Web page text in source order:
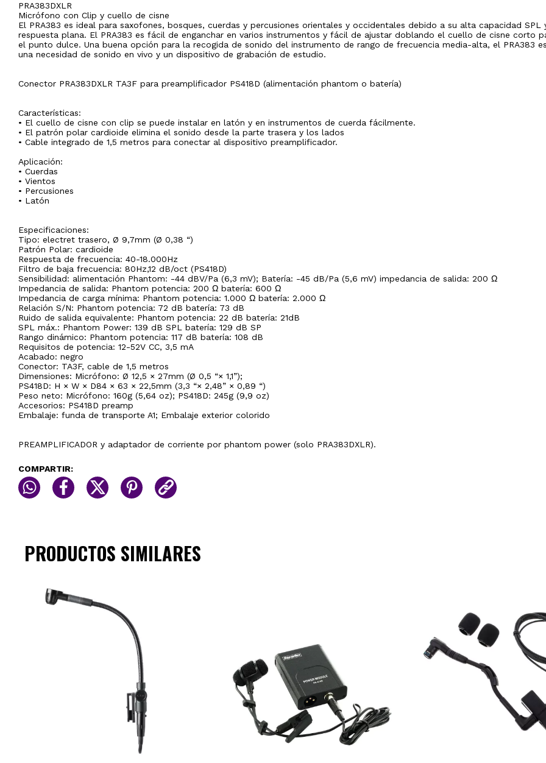
PRA383DXLR
Micrófono con Clip y cuello de cisne
El PRA383 es ideal para saxofones, bosques, cuerdas y percusiones orientales y occidentales debido a su alta capacidad SPL
respuesta plana. El PRA383 es fácil de enganchar en varios instrumentos y fácil de ajustar doblando el cuello de cisne corto
el punto dulce. Una buena opción para la recogida de sonido del instrumento de rango de frecuencia media-alta, el PRA383 es
una necesidad de sonido en vivo y un dispositivo de grabación de estudio.
Conector PRA383DXLR TA3F para preamplificador PS418D (alimentación phantom o batería)
Características:
• El cuello de cisne con clip se puede instalar en latón y en instrumentos de cuerda fácilmente.
• El patrón polar cardioide elimina el sonido desde la parte trasera y los lados
• Cable integrado de 1,5 metros para conectar al dispositivo preamplificador.
Aplicación:
• Cuerdas
• Vientos
• Percusiones
• Latón
Especificaciones:
Tipo: electret trasero, Ø 9,7mm (Ø 0,38 “)
Patrón Polar: cardioide
Respuesta de frecuencia: 40-18.000Hz
Filtro de baja frecuencia: 80Hz,12 dB/oct (PS418D)
Sensibilidad: alimentación Phantom: -44 dBV/Pa (6,3 mV); Batería: -45 dB/Pa (5,6 mV) impedancia de salida: 200 Ω
Impedancia de salida: Phantom potencia: 200 Ω batería: 600 Ω
Impedancia de carga mínima: Phantom potencia: 1.000 Ω batería: 2.000 Ω
Relación S/N: Phantom potencia: 72 dB batería: 73 dB
Ruido de salida equivalente: Phantom potencia: 22 dB batería: 21dB
SPL máx.: Phantom Power: 139 dB SPL batería: 129 dB SP
Rango dinámico: Phantom potencia: 117 dB batería: 108 dB
Requisitos de potencia: 12-52V CC, 3,5 mA
Acabado: negro
Conector: TA3F, cable de 1,5 metros
Dimensiones: Micrófono: Ø 12,5 × 27mm (Ø 0,5 “× 1,1”);
PS418D: H × W × D84 × 63 × 22,5mm (3,3 “× 2,48” × 0,89 “)
Peso neto: Micrófono: 160g (5,64 oz); PS418D: 245g (9,9 oz)
Accesorios: PS418D preamp
Embalaje: funda de transporte A1; Embalaje exterior colorido
PREAMPLIFICADOR y adaptador de corriente por phantom power (solo PRA383DXLR).
COMPARTIR:
PRODUCTOS SIMILARES